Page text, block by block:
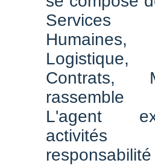
Services
Contrats,
L'agent